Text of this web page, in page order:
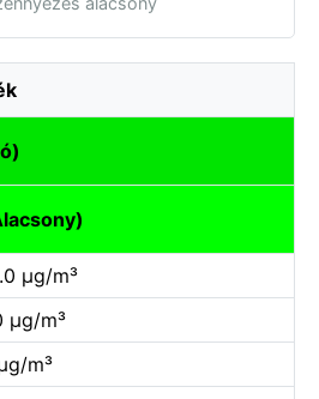
µg/m³
µg/m³
m³